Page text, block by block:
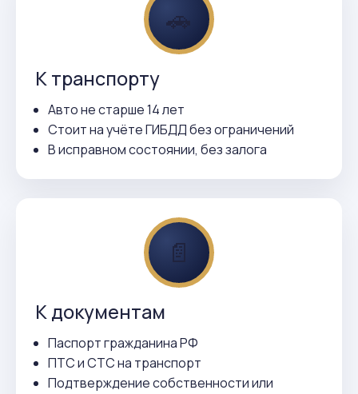
🚗
К транспорту
Авто не старше 14 лет
Стоит на учёте ГИБДД без ограничений
В исправном состоянии, без залога
📄
К документам
Паспорт гражданина РФ
ПТС и СТС на транспорт
Подтверждение собственности или